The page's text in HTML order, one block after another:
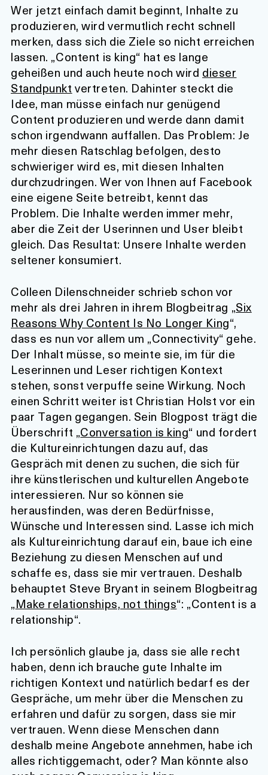
Wer jetzt einfach damit beginnt, Inhalte zu
produzieren, wird vermutlich recht schnell
merken, dass sich die Ziele so nicht erreichen
lassen. „Content is king“ hat es lange
geheißen und auch heute noch wird dieser
Standpunkt vertreten. Dahinter steckt die
Idee, man müsse einfach nur genügend
Content produzieren und werde dann damit
schon irgendwann auffallen. Das Problem: Je
mehr diesen Ratschlag befolgen, desto
schwieriger wird es, mit diesen Inhalten
durchzudringen. Wer von Ihnen auf Facebook
eine eigene Seite betreibt, kennt das
Problem. Die Inhalte werden immer mehr,
aber die Zeit der Userinnen und User bleibt
gleich. Das Resultat: Unsere Inhalte werden
seltener konsumiert.
Colleen Dilenschneider schrieb schon vor
mehr als drei Jahren in ihrem Blogbeitrag „Six
Reasons Why Content Is No Longer King“,
dass es nun vor allem um „Connectivity“ gehe.
Der Inhalt müsse, so meinte sie, im für die
Leserinnen und Leser richtigen Kontext
stehen, sonst verpuffe seine Wirkung. Noch
einen Schritt weiter ist Christian Holst vor ein
paar Tagen gegangen. Sein Blogpost trägt die
Überschrift „Conversation is king“ und fordert
die Kultureinrichtungen dazu auf, das
Gespräch mit denen zu suchen, die sich für
ihre künstlerischen und kulturellen Angebote
interessieren. Nur so können sie
herausfinden, was deren Bedürfnisse,
Wünsche und Interessen sind. Lasse ich mich
als Kultureinrichtung darauf ein, baue ich eine
Beziehung zu diesen Menschen auf und
schaffe es, dass sie mir vertrauen. Deshalb
behauptet Steve Bryant in seinem Blogbeitrag
„Make relationships, not things“: „Content is a
relationship“.
Ich persönlich glaube ja, dass sie alle recht
haben, denn ich brauche gute Inhalte im
richtigen Kontext und natürlich bedarf es der
Gespräche, um mehr über die Menschen zu
erfahren und dafür zu sorgen, dass sie mir
vertrauen. Wenn diese Menschen dann
deshalb meine Angebote annehmen, habe ich
alles richtiggemacht, oder? Man könnte also